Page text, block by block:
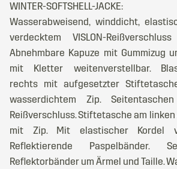
WINTER-SOFTSHELL-
Wasserabweisend, winddicht,
verdecktem VISLON-
Abnehmbare Kapuze mit Gummizug
mit Kletter weitenverstellbar.
rechts mit aufgesetzter
wasserdichtem Zip.
Reißverschluss. Stiftetasche am
mit Zip. Mit elastischer Kordel
Reflektierende Paspelbänder.
Reflektorbänder um Ärmel und Taille.